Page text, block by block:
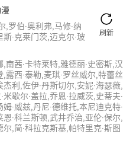
刷新
,罗伯·奥利弗,马修·纳
·克莱门茨,迈克尔·玻
南茜·卡特莱特,雅德丽·史密斯,汉
,露西·泰勒,麦琪·罗丝威尔,特蕾丝
杰利,佐伊·丹斯切尔,安妮·海瑟薇,
歇尔·盖拉,乔恩·拉威茨,史蒂夫·
·威兹,丹尼·德维托,本尼迪克特·
·科兰斯顿,武井乔治,亚伦·保尔,
,简·科拉克斯基,帕特里克·斯图